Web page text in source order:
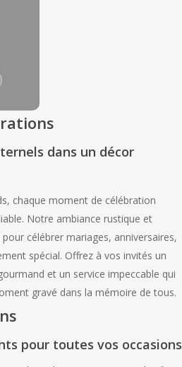
dans un décor
chaque moment de célébration
Notre ambiance rustique et
célébrer mariages, anniversaires,
spécial. Offrez à vos invités un
et un service impeccable qui
gravé dans la mémoire de tous.
pour toutes vos occasions